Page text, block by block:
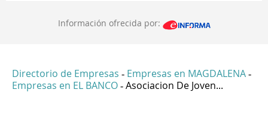
Información ofrecida por:
Directorio de Empresas - Empresas en MAGDALENA -
Empresas en EL BANCO - Asociacion De Joven...